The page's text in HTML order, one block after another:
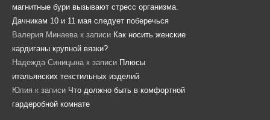
магнитные бури вызывают стресс организма.
Дачникам 10 и 11 мая следует поберечься
Валерия Минаева к записи Как носить женские
кардиганы крупной вязки?
Надежда Синицына к записи Плюсы
итальянских текстильных изделий
Юлия к записи Что должно быть в комфортной
гардеробной комнате